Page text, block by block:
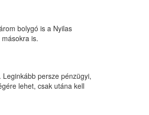
bolygó is a Nyilas
is.
persze pénzügyi,
lehet, csak utána kell